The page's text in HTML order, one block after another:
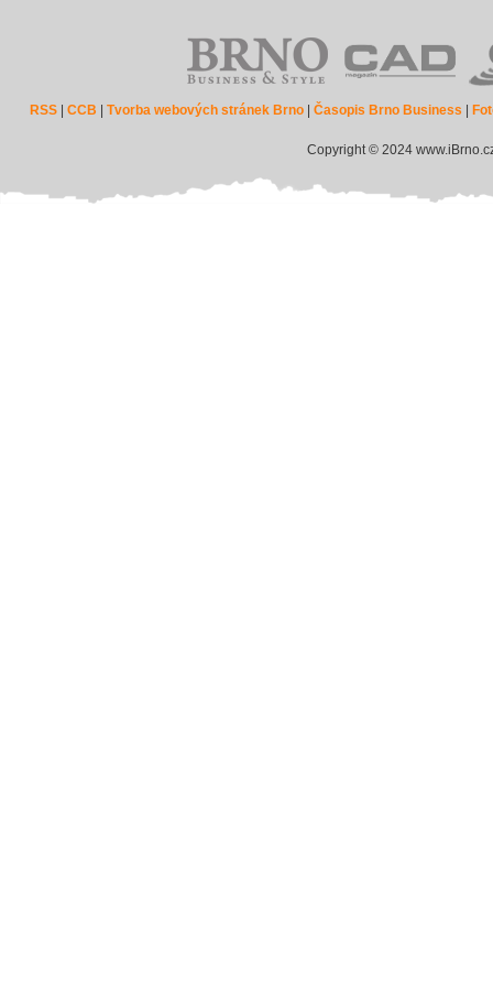
RSS |CCB |Tvorba webových stránek Brno |Časopis Brno Business
Copyright © 2024